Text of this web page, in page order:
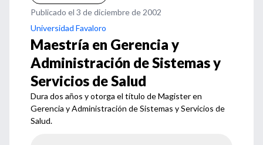
Publicado el 3 de diciembre de 2002
Universidad Favaloro
Maestría en Gerencia y
Administración de Sistemas y
Servicios de Salud
Dura dos años y otorga el título de Magister en
Gerencia y Administración de Sistemas y Servicios de
Salud.